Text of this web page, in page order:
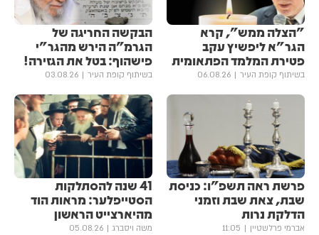
"הצלה ממש", קרא
הגר"א ליפשיץ עקב
פטירת המלמד הפתאומית
בשיתוף קופת העיר 06.08.26
הבקשה החריגה של
הגרמ"ה הירש מהגר"י
פישהוף: בטל את הגזירה!
בשיתוף קופת העיר 03.08.26
פרשת ראה תשפ"ו: כניסת
שבת, צאת שבת וזמני
הדלקת נרות
אברמי פרלשטיין 11:05
41 שנה להסתלקות
הסטייפלער: מראות הוד
מהיארצייט הראשון
משה ויסברג 05.08.26